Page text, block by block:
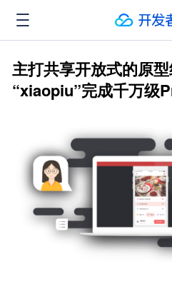
主打共享开放式的原
“xiaopiu”完成千万级